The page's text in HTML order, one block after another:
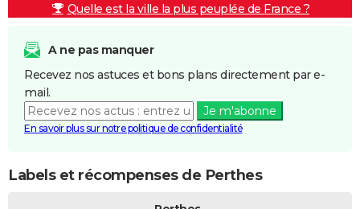
Quelle est la ville la plus peuplée de France ?
A ne pas manquer
Recevez nos astuces et bons plans directement par e-
mail.
Je m'abonne
En savoir plus sur notre politique de confidentialité
Labels et récompenses de Perthes